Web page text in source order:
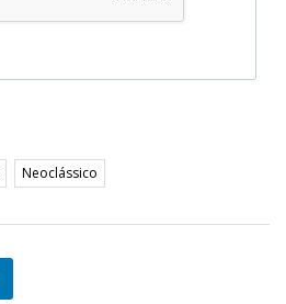
Neoclássico